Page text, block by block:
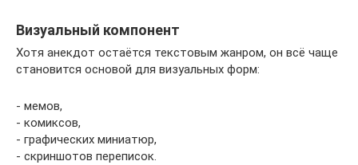
Визуальный компонент
Хотя анекдот остаётся текстовым жанром, он всё чаще
становится основой для визуальных форм:
- мемов,
- комиксов,
- графических миниатюр,
- скриншотов переписок.